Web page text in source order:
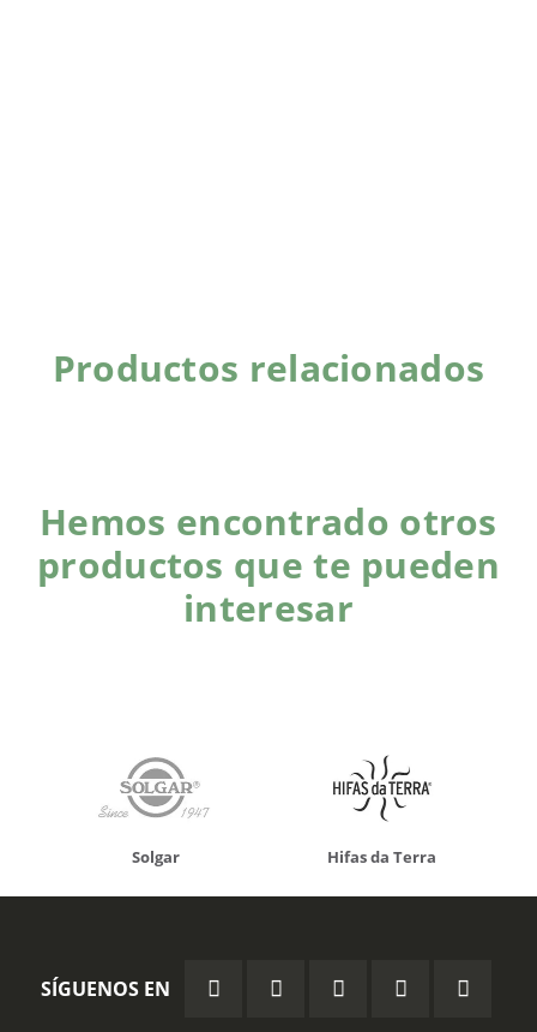
Productos relacionados
Hemos encontrado otros
productos que te pueden
interesar
Solgar Hifas da Terra
SÍGUENOS EN